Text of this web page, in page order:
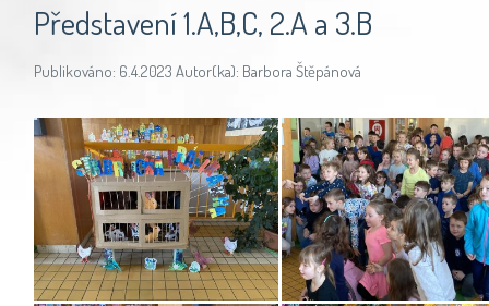
Představení 1.A,B,C, 2.A a 3.B
Publikováno: 6.4.2023 Autor(ka): Barbora Štěpánová